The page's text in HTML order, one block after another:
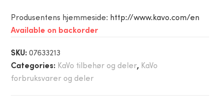
Produsentens hjemmeside: http://www.kavo.com/en
Available on backorder
SKU:07633213
Categories: KaVo tilbehør og deler, KaVo
forbruksvarer og deler